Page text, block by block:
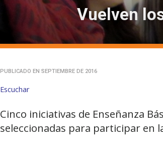
Vuelven
PUBLICADO EN SEPTIEMBRE DE 2016
Escuchar
Cinco iniciativas de Enseñanza
seleccionadas para participar en